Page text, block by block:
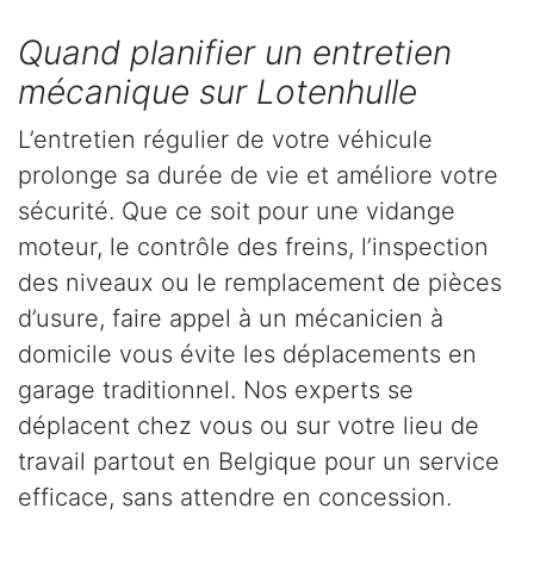
Quand planifier un entretien
mécanique sur Lotenhulle
L’entretien régulier de votre véhicule
prolonge sa durée de vie et améliore votre
sécurité. Que ce soit pour une vidange
moteur, le contrôle des freins, l’inspection
des niveaux ou le remplacement de pièces
d’usure, faire appel à un mécanicien à
domicile vous évite les déplacements en
garage traditionnel. Nos experts se
déplacent chez vous ou sur votre lieu de
travail partout en Belgique pour un service
efficace, sans attendre en concession.